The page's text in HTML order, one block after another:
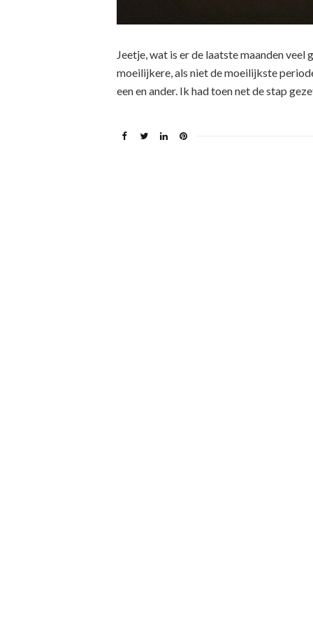
Jeetje, wat is er de laatste maanden
moeilijkere, als niet de moeilijkste
een en ander. Ik had toen net de stap